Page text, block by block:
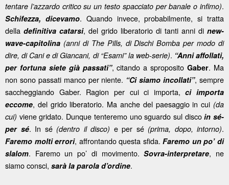
tentare l’azzardo critico su un testo spacciato per banale o infimo).
Schifezza, dicevamo. Quando invece, probabilmente, si tratta
della definitiva catarsi, del grido liberatorio di tanti anni di new-
wave-capitolina (anni di The Pills, di Dischi Bomba per modo di
dire, di Cani e di Giancani, di “Esami” la web-serie). “Anni affollati,
per fortuna siete già passati”, citando a spropositoGaber. Ma
non sono passati manco per niente. “Ci siamo incollati”, sempre
saccheggiando Gaber. Ragion per cui ci importa, ci importa
eccome, del grido liberatorio. Ma anche del paesaggio in cui (da
cui) viene gridato. Dunque tenteremo uno sguardo sul discoin sé-
per sé. In sé (dentro il disco) e per sé (prima, dopo, intorno).
Faremo molti errori, affrontando questa sfida.Faremo un po’ di
slalom. Faremo un po’ di movimento.Sovra-interpretare, ne
siamo consci, sarà la parola d’ordine.